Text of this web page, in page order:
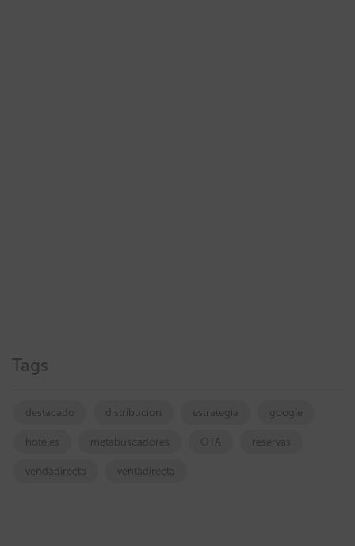
Tags
destacado distribucion estrategia google
hoteles metabuscadores OTA reservas
vendadirecta ventadirecta